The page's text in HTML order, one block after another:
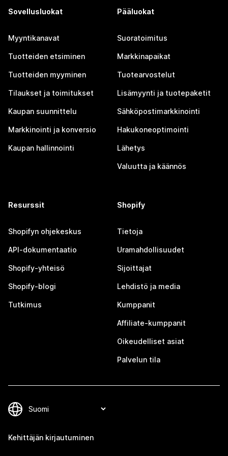
Sovellusluokat
Myyntikanavat
Tuotteiden etsiminen
Tuotteiden myyminen
Tilaukset ja toimitukset
Kaupan suunnittelu
Markkinointi ja konversio
Kaupan hallinnointi
Pääluokat
Suoratoimitus
Markkinapaikat
Tuotearvostelut
Lisämyynti ja tuotepaketit
Sähköpostimarkkinointi
Hakukoneoptimointi
Lähetys
Valuutta ja käännös
Resurssit
Shopifyn ohjekeskus
API-dokumentaatio
Shopify-yhteisö
Shopify-blogi
Tutkimus
Shopify
Tietoja
Uramahdollisuudet
Sijoittajat
Lehdistö ja media
Kumppanit
Affiliate-kumppanit
Oikeudelliset asiat
Palvelun tila
Kehittäjän kirjautuminen